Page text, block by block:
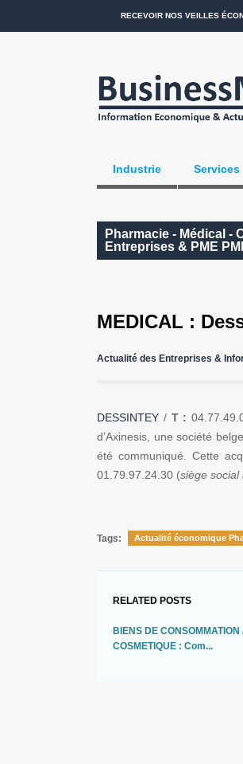
RECEVOIR NOS VEILLES
Industrie Services
Pharmacie - Médical -
Entreprises & PME PMI
MEDICAL :
Actualité des Entreprises &
DESSINTEY / T :
d’Axinesis, une société
été communiqué. Cette
01.79.97.24.30 (siège social
Tags: Actualité économique
RELATED POSTS
BIENS DE CONSOMMATION
COSMETIQUE : Com...